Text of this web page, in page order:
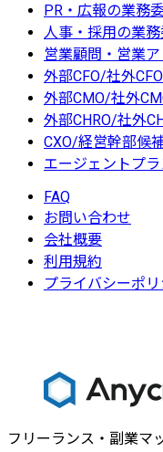
PR・広報の業務
人事・採用の業
営業顧問・営業
外部CFO/社外
外部CMO/社外
外部CHRO/社外
CXO/経営幹部候
エージェントプ
FAQ
お問い合わせ
会社概要
利用規約
プライバシーポリ
フリーランス・副業マ